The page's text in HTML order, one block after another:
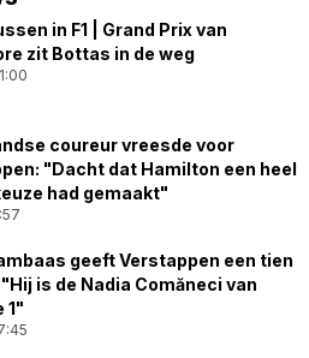
in F1 | Grand Prix van
zit Bottas in de weg
coureur vreesde voor
"Dacht dat Hamilton een heel
had gemaakt"
geeft Verstappen een tien
is de Nadia Comăneci van
1"